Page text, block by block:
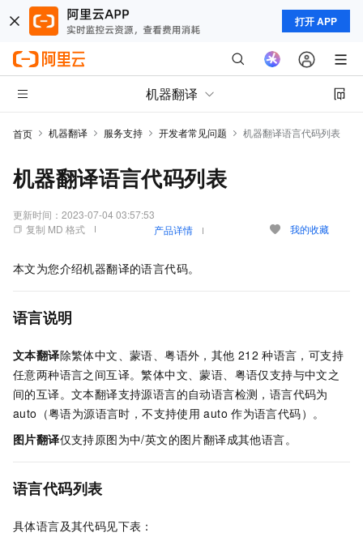
打开 APP
机器翻译
首页 机器翻译 服务支持 开发者常见问题 机器翻译语言代码列表
机器翻译语言代码列表
更新时间： 2023-07-04 03:57:53
复制 MD 格式
产品详情 我的收藏
本文为您介绍机器翻译的语言代码。
语言说明
文本翻译除繁体中文、蒙语、粤语外，其他 212 种语言，可支持
任意两种语言之间互译。繁体中文、蒙语、粤语仅支持与中文之
间的互译。文本翻译支持源语言的自动语言检测，语言代码为
auto（粤语为源语言时，不支持使用 auto 作为语言代码）。
图片翻译仅支持原图为中/英文的图片翻译成其他语言。
语言代码列表
具体语言及其代码见下表：